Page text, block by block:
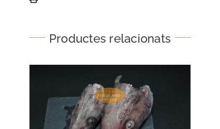
Productes relacionats